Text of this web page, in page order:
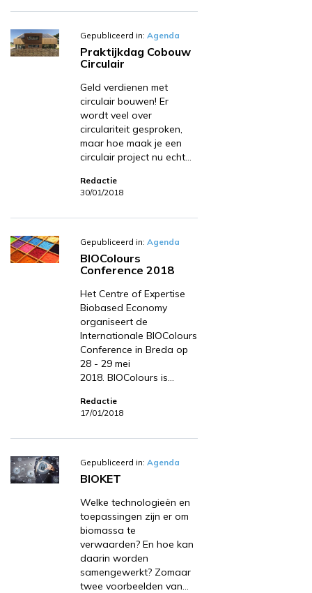
Gepubliceerd in: Agenda
Praktijkdag Cobouw
Circulair
Geld verdienen met
circulair bouwen! Er
wordt veel over
circulariteit gesproken,
maar hoe maak je een
circulair project nu echt…
Redactie
30/01/2018
Gepubliceerd in: Agenda
BIOColours
Conference 2018
Het Centre of Expertise
Biobased Economy
organiseert de
Internationale BIOColours
Conference in Breda op
28 - 29 mei
2018. BIOColours is…
Redactie
17/01/2018
Gepubliceerd in: Agenda
BIOKET
Welke technologieën en
toepassingen zijn er om
biomassa te
verwaarden? En hoe kan
daarin worden
samengewerkt? Zomaar
twee voorbeelden van…